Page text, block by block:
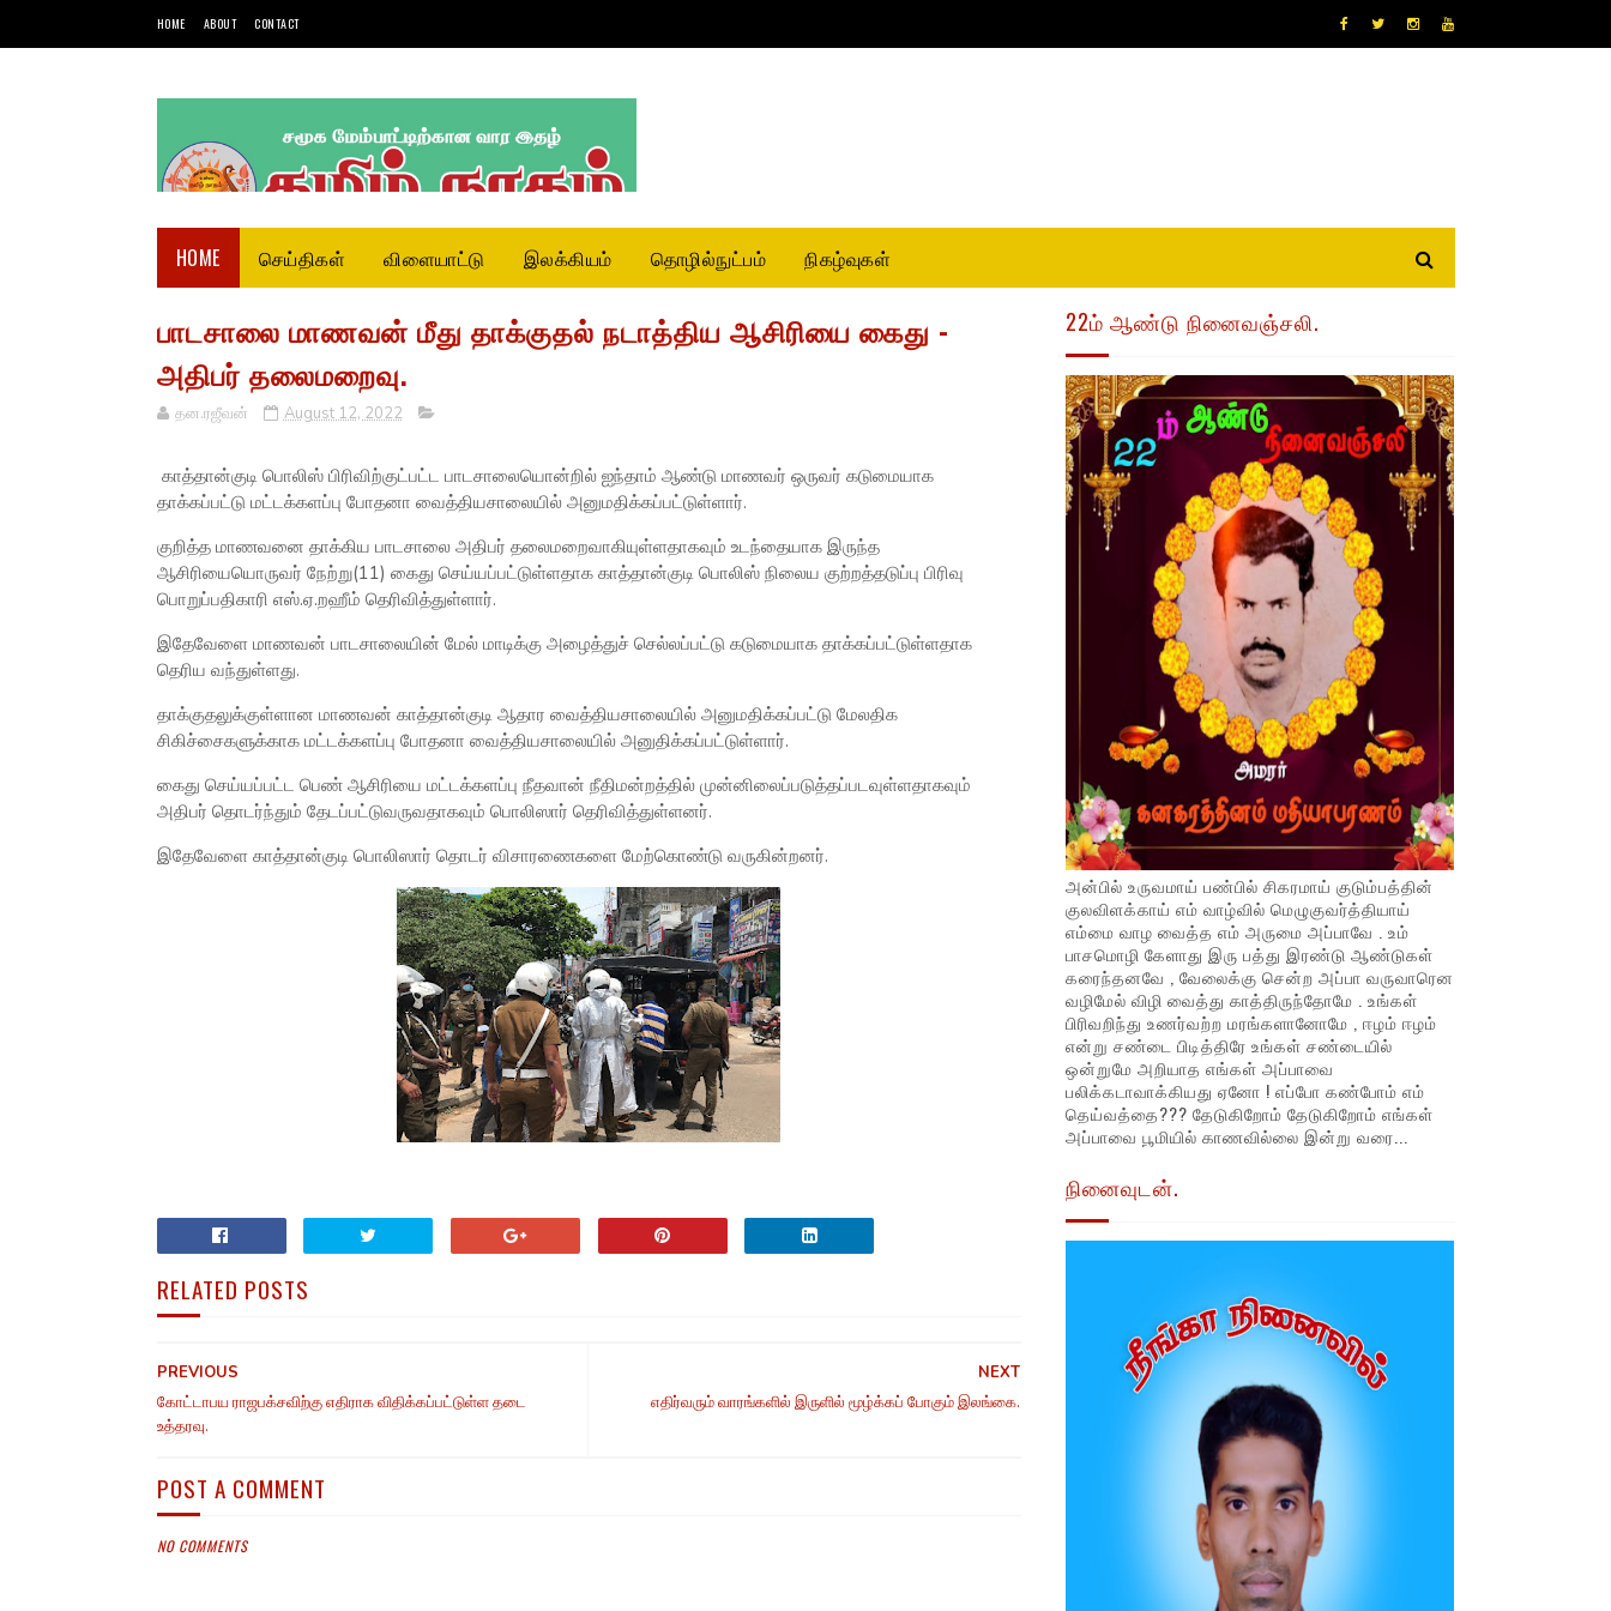
HOME ABOUT CONTACT
HOME செய்திகள் விளையாட்டு இலக்கியம் தொழில்நுட்பம் நிகழ்வுகள்
பாடசாலை மாணவன் மீது தாக்குதல் நடாத்திய ஆசிரியை கைது -
அதிபர் தலைமறைவு.
தன.ரஜீவன் August 12, 2022
காத்தான்குடி பொலிஸ் பிரிவிற்குட்பட்ட பாடசாலையொன்றில் ஐந்தாம் ஆண்டு மாணவர் ஒருவர் கடுமையாக
தாக்கப்பட்டு மட்டக்களப்பு போதனா வைத்தியசாலையில் அனுமதிக்கப்பட்டுள்ளார்.
குறித்த மாணவனை தாக்கிய பாடசாலை அதிபர் தலைமறைவாகியுள்ளதாகவும் உடந்தையாக இருந்த
ஆசிரியையொருவர் நேற்று(11) கைது செய்யப்பட்டுள்ளதாக காத்தான்குடி பொலிஸ் நிலைய குற்றத்தடுப்பு பிரிவு
பொறுப்பதிகாரி எஸ்.ஏ.றஹீம் தெரிவித்துள்ளார்.
இதேவேளை மாணவன் பாடசாலையின் மேல் மாடிக்கு அழைத்துச் செல்லப்பட்டு கடுமையாக தாக்கப்பட்டுள்ளதாக
தெரிய வந்துள்ளது.
தாக்குதலுக்குள்ளான மாணவன் காத்தான்குடி ஆதார வைத்தியசாலையில் அனுமதிக்கப்பட்டு மேலதிக
சிகிச்சைகளுக்காக மட்டக்களப்பு போதனா வைத்தியசாலையில் அனுதிக்கப்பட்டுள்ளார்.
கைது செய்யப்பட்ட பெண் ஆசிரியை மட்டக்களப்பு நீதவான் நீதிமன்றத்தில் முன்னிலைப்படுத்தப்படவுள்ளதாகவும்
அதிபர் தொடர்ந்தும் தேடப்பட்டுவருவதாகவும் பொலிஸார் தெரிவித்துள்ளனர்.
இதேவேளை காத்தான்குடி பொலிஸார் தொடர் விசாரணைகளை மேற்கொண்டு வருகின்றனர்.
RELATED POSTS
NEXT
எதிர்வரும் வாரங்களில் இருளில் மூழ்க்கப் போகும் இலங்கை.
PREVIOUS
கோட்டாபய ராஜபக்‌சவிற்கு எதிராக விதிக்கப்பட்டுள்ள தடை
உத்தரவு.
POST A COMMENT
NO COMMENTS
22ம் ஆண்டு நினைவஞ்சலி.
அன்பில் உருவமாய் பண்பில் சிகரமாய் குடும்பத்தின்
குலவிளக்காய் எம் வாழ்வில் மெழுகுவர்த்தியாய்
எம்மை வாழ வைத்த எம் அருமை அப்பாவே . உம்
பாசமொழி கேளாது இரு பத்து இரண்டு ஆண்டுகள்
கரைந்தனவே , வேலைக்கு சென்ற அப்பா வருவாரென
வழிமேல் விழி வைத்து காத்திருந்தோமே . உங்கள்
பிரிவறிந்து உணர்வற்ற மரங்களானோமே , ஈழம் ஈழம்
என்று சண்டை பிடித்திரே உங்கள் சண்டையில்
ஒன்றுமே அறியாத எங்கள் அப்பாவை
பலிக்கடாவாக்கியது ஏனோ ! எப்போ கண்போம் எம்
தெய்வத்தை??? தேடுகிறோம் தேடுகிறோம் எங்கள்
அப்பாவை பூமியில் காணவில்லை இன்று வரை...
நினைவுடன்.